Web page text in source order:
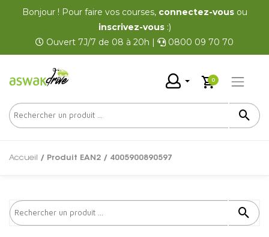
Bonjour ! Pour faire vos courses, connectez-vousou
inscrivez-vous:)
Ouvert 7J/7 de 08 à 20h |
0800 09 70 70
0
Accueil / Produit EAN2 / 4005900890597